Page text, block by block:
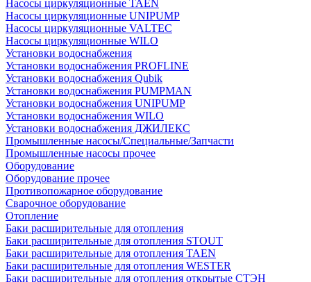
Насосы циркуляционные TAEN
Насосы циркуляционные UNIPUMP
Насосы циркуляционные VALTEC
Насосы циркуляционные WILO
Установки водоснабжения
Установки водоснабжения PROFLINE
Установки водоснабжения Qubik
Установки водоснабжения PUMPMAN
Установки водоснабжения UNIPUMP
Установки водоснабжения WILO
Установки водоснабжения ДЖИЛЕКС
Промышленные насосы/Специальные/Запчасти
Промышленные насосы прочее
Оборудование
Оборудование прочее
Противопожарное оборудование
Сварочное оборудование
Отопление
Баки расширительные для отопления
Баки расширительные для отопления STOUT
Баки расширительные для отопления TAEN
Баки расширительные для отопления WESTER
Баки расширительные для отопления открытые СТЭН